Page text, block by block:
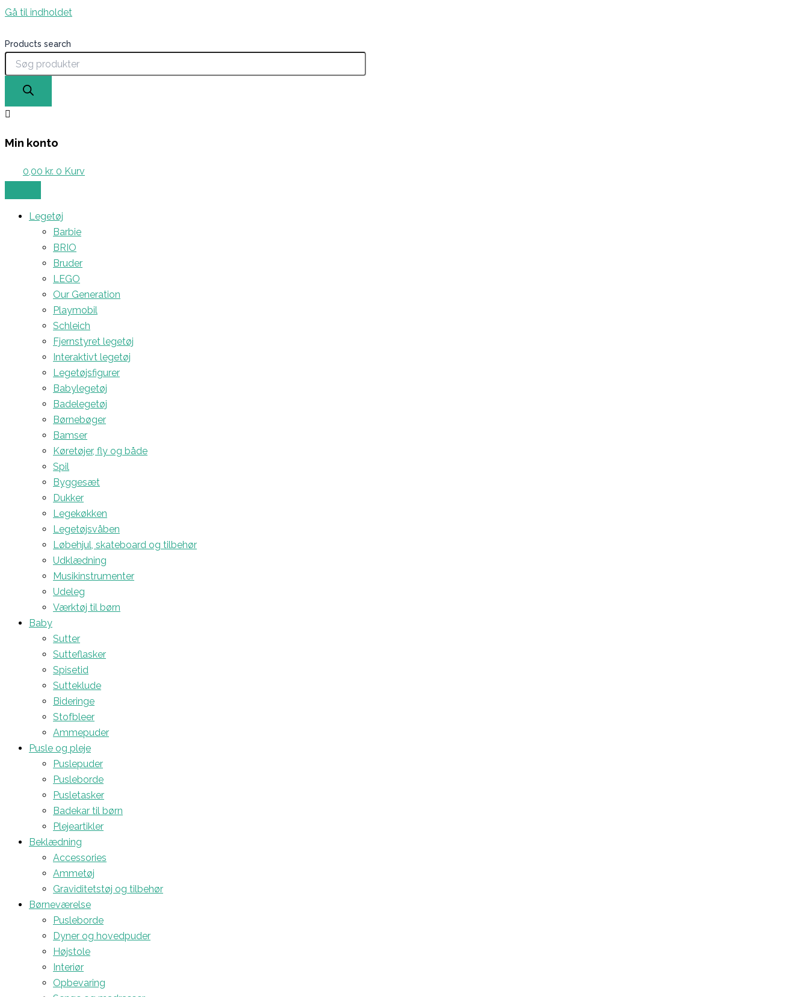
Gå til indholdet
Products search
Min konto
0,00 kr. 0 Kurv
Legetøj
Barbie
BRIO
Bruder
LEGO
Our Generation
Playmobil
Schleich
Fjernstyret legetøj
Interaktivt legetøj
Legetøjsfigurer
Babylegetøj
Badelegetøj
Børnebøger
Bamser
Køretøjer, fly og både
Spil
Byggesæt
Dukker
Legekøkken
Legetøjsvåben
Løbehjul, skateboard og tilbehør
Udklædning
Musikinstrumenter
Udeleg
Værktøj til børn
Baby
Sutter
Sutteflasker
Spisetid
Sutteklude
Bideringe
Stofbleer
Ammepuder
Pusle og pleje
Puslepuder
Pusleborde
Pusletasker
Badekar til børn
Plejeartikler
Beklædning
Accessories
Ammetøj
Graviditetstøj og tilbehør
Børneværelse
Pusleborde
Dyner og hovedpuder
Højstole
Interiør
Opbevaring